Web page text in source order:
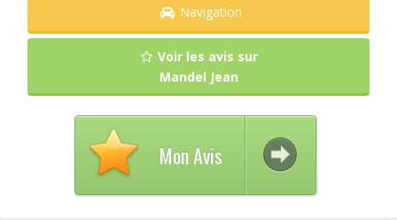
Navigation
Voir les avis sur
Mandel Jean
Mon Avis